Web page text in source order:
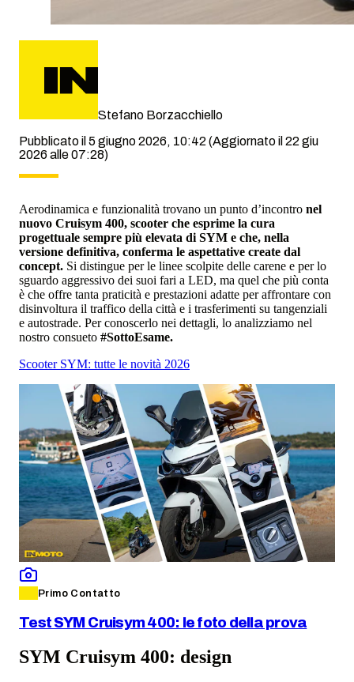
Stefano Borzacchiello
Pubblicato il 5 giugno 2026, 10:42 (Aggiornato il 22 giu
2026 alle 07:28)
Aerodinamica e funzionalità trovano un punto d’incontro nel
nuovo Cruisym 400, scooter che esprime la cura
progettuale sempre più elevata di SYM e che, nella
versione definitiva, conferma le aspettative create dal
concept. Si distingue per le linee scolpite delle carene e per lo
sguardo aggressivo dei suoi fari a LED, ma quel che più conta
è che offre tanta praticità e prestazioni adatte per affrontare con
disinvoltura il traffico della città e i trasferimenti su tangenziali
e autostrade. Per conoscerlo nei dettagli, lo analizziamo nel
nostro consueto #SottoEsame.
Scooter SYM: tutte le novità 2026
Primo Contatto
Test SYM Cruisym 400: le foto della prova
SYM Cruisym 400: design